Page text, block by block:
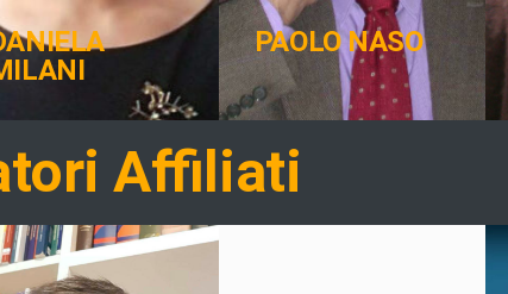
PAOLO NASO
Affiliati